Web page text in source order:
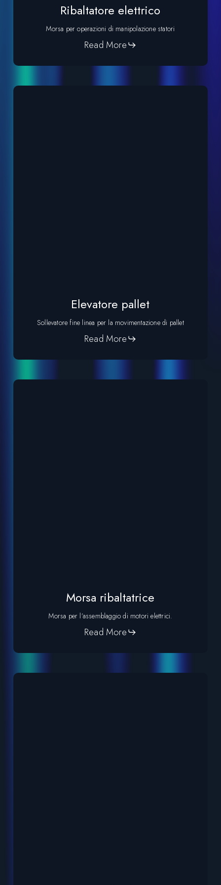
Ribaltatore elettrico
Morsa per operazioni di manipolazione statori
Read More
Elevatore pallet
Sollevatore fine linea per la movimentazione di pallet
Read More
Morsa ribaltatrice
Morsa per l’assemblaggio di motori elettrici.
Read More